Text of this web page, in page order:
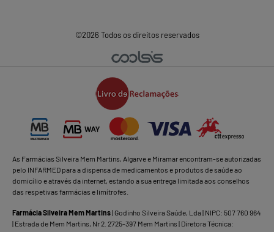
©2026 Todos os direitos reservados
As Farmácias Silveira Mem Martins, Algarve e Miramar encontram-se autorizadas
pelo INFARMED para a dispensa de medicamentos e produtos de saúde ao
domicílio e através da internet, estando a sua entrega limitada aos conselhos
das respetivas farmácias e limítrofes.
Farmácia Silveira Mem Martins| Godinho Silveira Saúde, Lda | NIPC: 507 760 964
| Estrada de Mem Martins, Nr 2. 2725-397 Mem Martins | Diretora Técnica: